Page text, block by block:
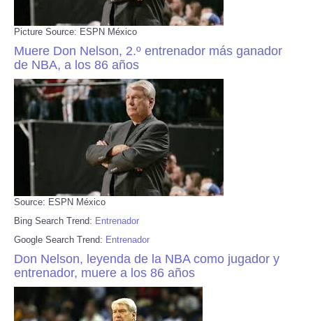
Picture Source: ESPN México
Muere Don Nelson, 2.º entrenador más ganador
de NBA, a los 86 años
Source: ESPN México
Bing Search Trend: Entrenador
Google Search Trend: Entrenador
Don Nelson, leyenda de la NBA como jugador y
entrenador, muere a los 86 años